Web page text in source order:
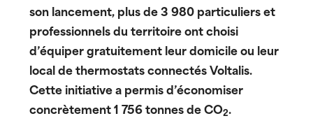
son lancement, plus de 3 980 particuliers et
professionnels du territoire ont choisi
d’équiper gratuitement leur domicile ou leur
local de thermostats connectés Voltalis.
Cette initiative a permis d’économiser
concrètement 1 756 tonnes de CO2.